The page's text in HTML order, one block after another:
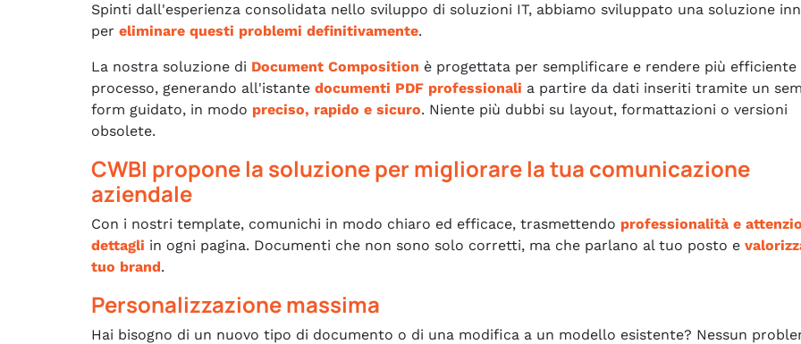
Spinti dall'esperienza consolidata nello sviluppo di soluzioni IT, abbiamo sviluppato una soluzione
per eliminare questi problemi definitivamente.
La nostra soluzione di Document Composition è progettata per semplificare e rendere più efficiente
processo, generando all'istante documenti PDF professionali a partire da dati inseriti tramite un
form guidato, in modo preciso, rapido e sicuro. Niente più dubbi su layout, formattazioni o versioni
obsolete.
CWBI propone la soluzione per migliorare la tua comunicazione
aziendale
Con i nostri template, comunichi in modo chiaro ed efficace, trasmettendo professionalità e
dettagli in ogni pagina. Documenti che non sono solo corretti, ma che parlano al tuo posto e
tuo brand.
Personalizzazione massima
Hai bisogno di un nuovo tipo di documento o di una modifica a un modello esistente? Nessun